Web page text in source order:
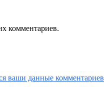
комментариев.
ваши данные комментариев